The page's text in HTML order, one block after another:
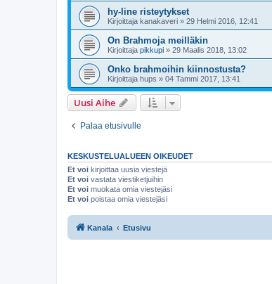
hy-line risteytykset
Kirjoittaja kanakaveri » 29 Helmi 2016, 12:41
On Brahmoja meilläkin
Kirjoittaja pikkupi » 29 Maalis 2018, 13:02
Onko brahmoihin kiinnostusta?
Kirjoittaja hups » 04 Tammi 2017, 13:41
Uusi Aihe
Palaa etusivulle
KESKUSTELUALUEEN OIKEUDET
Et voi kirjoittaa uusia viestejä
Et voi vastata viestiketjuihin
Et voi muokata omia viestejäsi
Et voi poistaa omia viestejäsi
Kanala Etusivu